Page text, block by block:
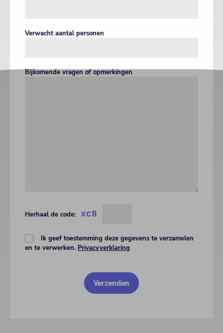
Verwacht aantal personen
Bijkomende vragen of opmerkingen
Herhaal de code: xc8
Ik geef toestemming deze gegevens te verzamelen
en te verwerken. Privacyverklaring